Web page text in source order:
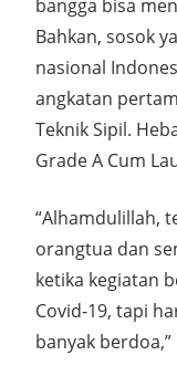
bangga bisa
Bahkan, sosok
nasional
angkatan
Teknik Sipil.
Grade A Cum
“Alhamdulillah,
orangtua dan
ketika kegiatan
Covid-19, tapi
banyak berdoa,”